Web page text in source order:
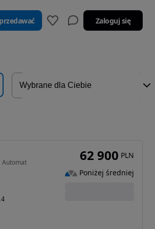
Zaloguj się
Automat 62 900 PLN
Poniżej średniej